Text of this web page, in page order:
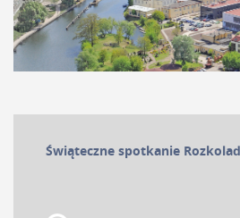
Konsul Honorowy Ukrainy
Patronat Konsula
Świąteczne spotkanie